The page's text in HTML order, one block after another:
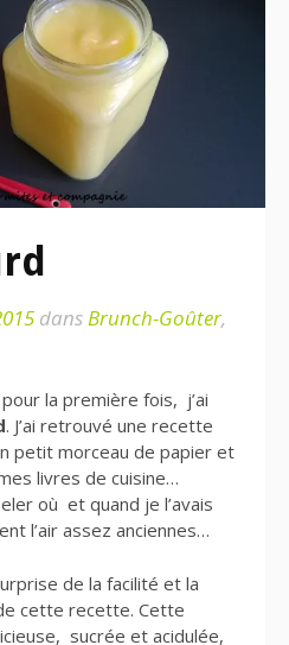
dansBrunch-Goûter,
la première fois, j’ai
. J’ai retrouvé une recette
petit morceau de papier et
livres de cuisine…
où et quand je l’avais
l’air assez anciennes…
de la facilité et la
cette recette. Cette
sucrée et acidulée,